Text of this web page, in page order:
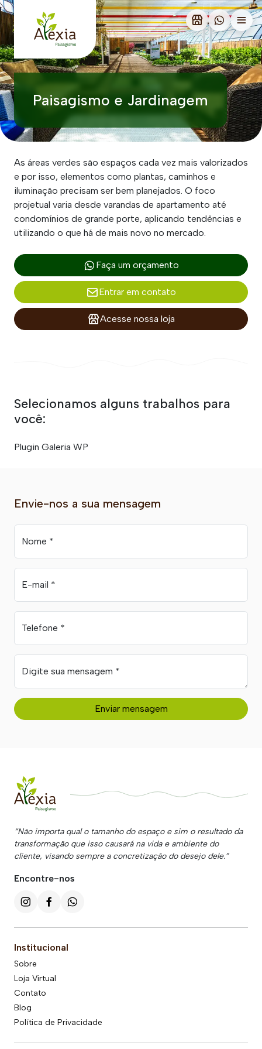
Paisagismo e Jardinagem
As áreas verdes são espaços cada vez mais valorizados
e por isso, elementos como plantas, caminhos e
iluminação precisam ser bem planejados. O foco
projetual varia desde varandas de apartamento até
condomínios de grande porte, aplicando tendências e
utilizando o que há de mais novo no mercado.
Faça um orçamento
Entrar em contato
Acesse nossa loja
Selecionamos alguns trabalhos para
você:
Plugin Galeria WP
Envie-nos a sua mensagem
Nome *
E-mail *
Telefone *
Digite sua mensagem *
Enviar mensagem
“Não importa qual o tamanho do espaço e sim o resultado da
transformação que isso causará na vida e ambiente do
cliente, visando sempre a concretização do desejo dele.”
Encontre-nos
Institucional
Sobre
Loja Virtual
Contato
Blog
Política de Privacidade